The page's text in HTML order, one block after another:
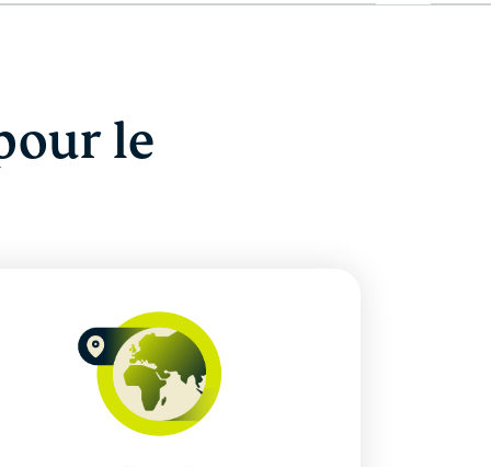
le